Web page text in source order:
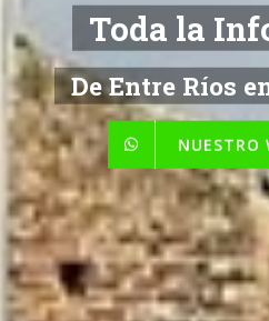
De Entre Ríos
NUESTRO